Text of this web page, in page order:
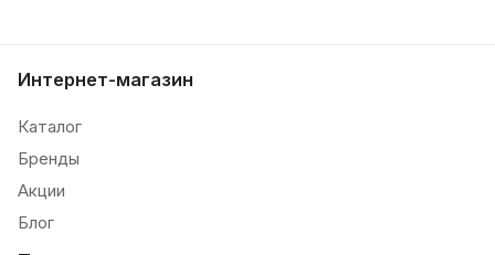
Интернет-магазин
Каталог
Бренды
Акции
Блог